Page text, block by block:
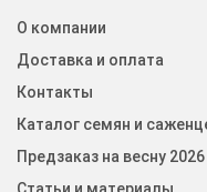
О компании
Доставка и оплата
Контакты
Каталог семян и
Предзаказ на весну 2026